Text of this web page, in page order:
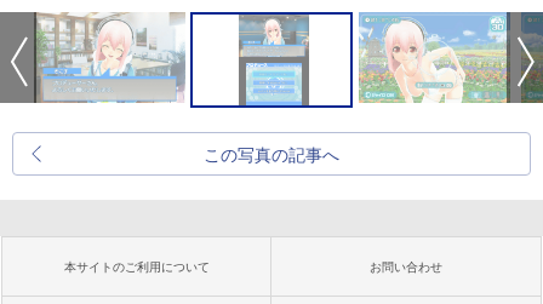
この写真の記事へ
本サイトのご利用について お問い合わせ